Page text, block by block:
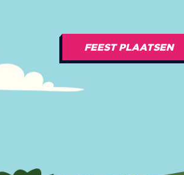
FEEST PLAATSEN